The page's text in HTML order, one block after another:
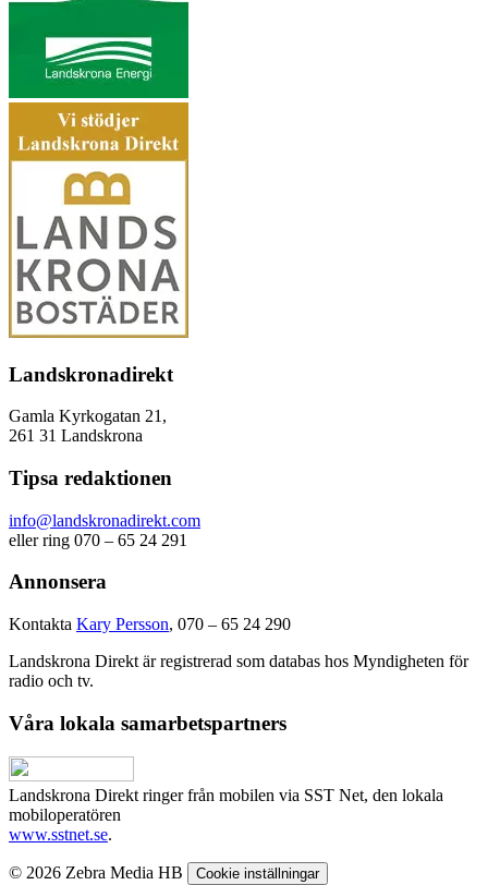
Landskronadirekt
Gamla Kyrkogatan 21,
261 31 Landskrona
Tipsa redaktionen
info@landskronadirekt.com
eller ring 070 – 65 24 291
Annonsera
Kontakta Kary Persson, 070 – 65 24 290
Landskrona Direkt är registrerad som databas hos Myndigheten för
radio och tv.
Våra lokala samarbetspartners
Landskrona Direkt ringer från mobilen via SST Net, den lokala
mobiloperatören
www.sstnet.se.
© 2026 Zebra Media HB Cookie inställningar